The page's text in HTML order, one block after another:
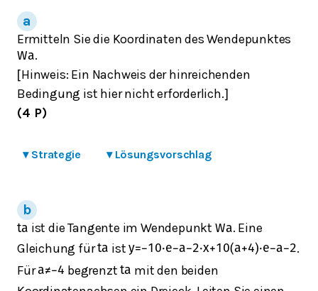
Ermitteln Sie die Koordinaten des Wendepunktes
Wa.
[Hinweis: Ein Nachweis der hinreichenden
Bedingung ist hier nicht erforderlich.]
(4 P)
▾ Strategie ▾ Lösungsvorschlag
ta ist die Tangente im Wendepunkt Wa. Eine
Gleichung fürta isty=−10⋅e−a−2⋅x+10(a+4)⋅e−a−2.
Füra≠−4 begrenztta mit den beiden